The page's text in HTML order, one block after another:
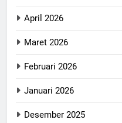
April 2026
Maret 2026
Februari 2026
Januari 2026
Desember 2025